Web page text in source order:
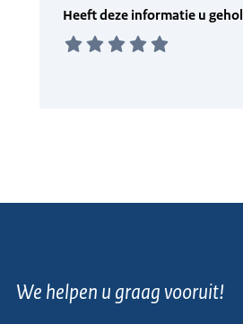
We helpen u graag vooruit!